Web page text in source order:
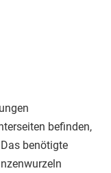
befinden,
benötigte